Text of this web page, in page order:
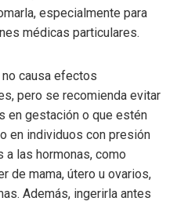
especialmente para
médicas particulares.
no causa efectos
pero se recomienda evitar
en gestación o que estén
en individuos con presión
las hormonas, como
de mama, útero u ovarios,
Además, ingerirla antes